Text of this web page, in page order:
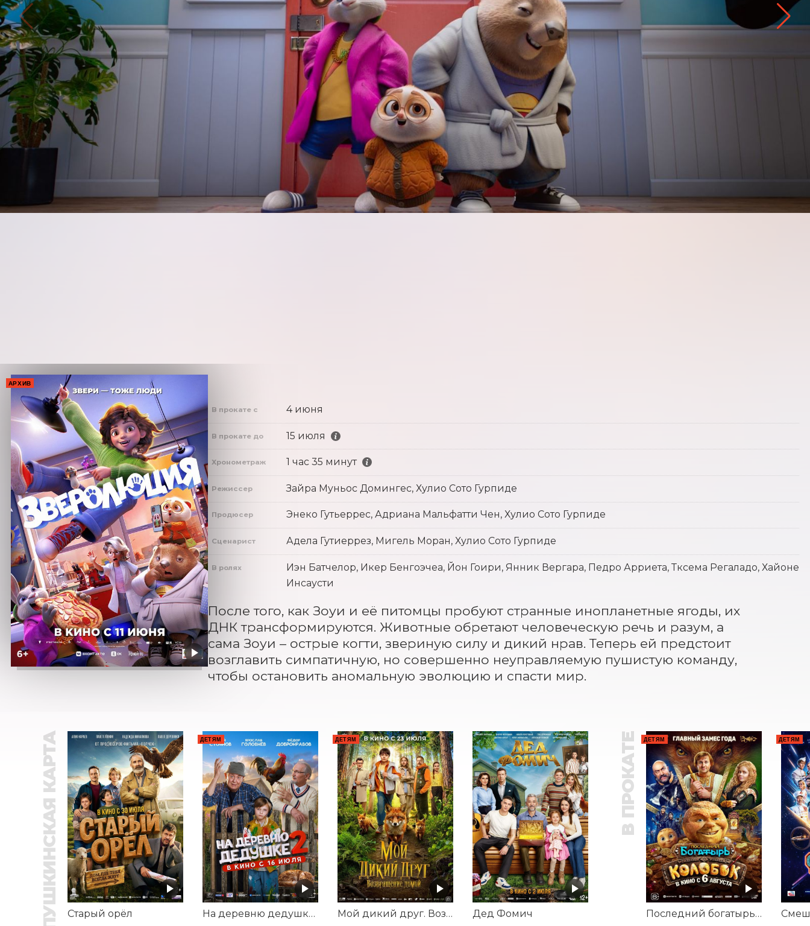
АРХИВ
В прокате с 4 июня
В прокате до 15 июля
Хронометраж 1 час 35 минут
Режиссер Зайра Муньос Домингес, Хулио Сото Гурпиде
Продюсер Энеко Гутьеррес, Адриана Мальфатти Чен, Хулио Сото Гурпиде
Сценарист Адела Гутиеррез, Мигель Моран, Хулио Сото Гурпиде
В ролях
Иэн Батчелор, Икер Бенгоэчеа, Йон Гоири, Янник Вергара, Педро Арриета, Тксема Регаладо, Хайоне
Инсаусти
После того, как Зоуи и её питомцы пробуют странные инопланетные ягоды, их
ДНК трансформируются. Животные обретают человеческую речь и разум, а
сама Зоуи – острые когти, звериную силу и дикий нрав. Теперь ей предстоит
возглавить симпатичную, но совершенно неуправляемую пушистую команду,
чтобы остановить аномальную эволюцию и спасти мир.
ПУШКИНСКАЯ КАРТА Старый орёл
ДЕТЯМ
На деревню дедушке 2
ДЕТЯМ
Мой дикий друг. Возвращение домой Дед Фомич
В ПРОКАТЕ ДЕТЯМ
Последний богатырь. Колобок
ДЕТЯМ